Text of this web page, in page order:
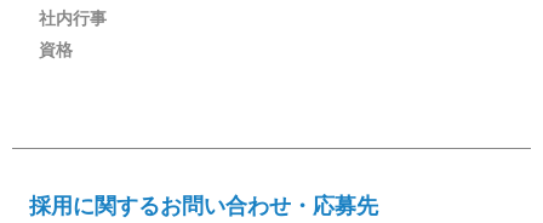
社内行事
資格
採用に関するお問い合わせ・応募先